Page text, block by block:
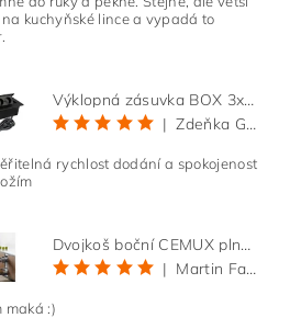
na kuchyňské lince a vypadá to
Výklopná zásuvka BOX 3x 230V s 3m kabelem - černá
|
Zdeňka Gold
rychlost dodání a spokojenost
Dvojkoš boční CEMUX plné dno 3D, s tlumením antracit 200 mm
|
Martin Faltus
maká :)